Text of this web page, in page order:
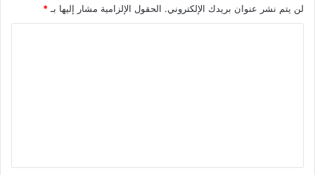
لن يتم نشر عنوان بريدك الإلكتروني. الحقول الإلزامية مشار إليها بـ*